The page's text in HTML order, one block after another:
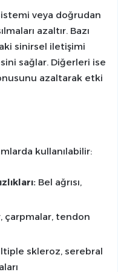
veya doğrudan
azaltır. Bazı
sinirsel iletişimi
sağlar. Diğerleri ise
azaltarak etki
kullanılabilir:
Bel ağrısı,
çarpmalar, tendon
skleroz, serebral